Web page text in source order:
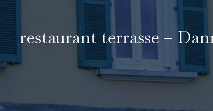
restaurant terrasse –